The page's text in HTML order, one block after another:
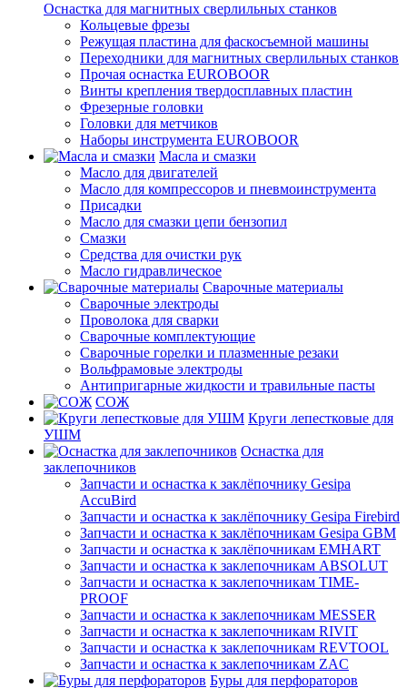
Оснастка для магнитных сверлильных станков
Кольцевые фрезы
Режущая пластина для фаскосъемной машины
Переходники для магнитных сверлильных станков
Прочая оснастка EUROBOOR
Винты крепления твердосплавных пластин
Фрезерные головки
Головки для метчиков
Наборы инструмента EUROBOOR
Масла и смазки
Масло для двигателей
Масло для компрессоров и пневмоинструмента
Присадки
Масло для смазки цепи бензопил
Смазки
Средства для очистки рук
Масло гидравлическое
Сварочные материалы
Сварочные электроды
Проволока для сварки
Сварочные комплектующие
Сварочные горелки и плазменные резаки
Вольфрамовые электроды
Антипригарные жидкости и травильные пасты
СОЖ
Круги лепестковые для
УШМ
Оснастка для
заклепочников
Запчасти и оснастка к заклёпочнику Gesipa
AccuBird
Запчасти и оснастка к заклёпочнику Gesipa Firebird
Запчасти и оснастка к заклёпочникам Gesipa GBM
Запчасти и оснастка к заклёпочникам EMHART
Запчасти и оснастка к заклепочникам ABSOLUT
Запчасти и оснастка к заклепочникам TIME-
PROOF
Запчасти и оснастка к заклепочникам MESSER
Запчасти и оснастка к заклепочникам RIVIT
Запчасти и оснастка к заклепочникам REVTOOL
Запчасти и оснастка к заклепочникам ZAC
Буры для перфораторов